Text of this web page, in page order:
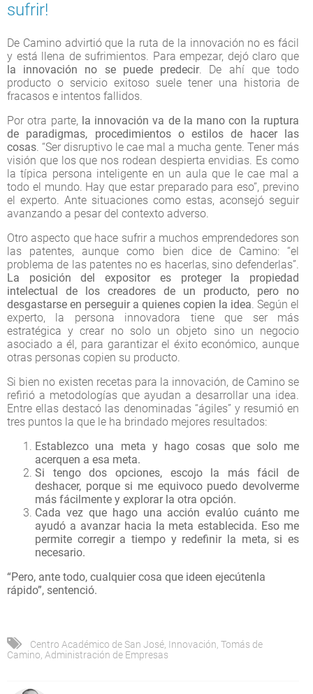
sufrir!
De Camino advirtió que la ruta de la innovación no es fácil
y está llena de sufrimientos. Para empezar, dejó claro que
la innovación no se puede predecir. De ahí que todo
producto o servicio exitoso suele tener una historia de
fracasos e intentos fallidos.
Por otra parte, la innovación va de la mano con la ruptura
de paradigmas, procedimientos o estilos de hacer las
cosas. “Ser disruptivo le cae mal a mucha gente. Tener más
visión que los que nos rodean despierta envidias. Es como
la típica persona inteligente en un aula que le cae mal a
todo el mundo. Hay que estar preparado para eso”, previno
el experto. Ante situaciones como estas, aconsejó seguir
avanzando a pesar del contexto adverso.
Otro aspecto que hace sufrir a muchos emprendedores son
las patentes, aunque como bien dice de Camino: “el
problema de las patentes no es hacerlas, sino defenderlas”.
La posición del expositor es proteger la propiedad
intelectual de los creadores de un producto, pero no
desgastarse en perseguir a quienes copien la idea. Según el
experto, la persona innovadora tiene que ser más
estratégica y crear no solo un objeto sino un negocio
asociado a él, para garantizar el éxito económico, aunque
otras personas copien su producto.
Si bien no existen recetas para la innovación, de Camino se
refirió a metodologías que ayudan a desarrollar una idea.
Entre ellas destacó las denominadas “ágiles” y resumió en
tres puntos la que le ha brindado mejores resultados:
Establezco una meta y hago cosas que solo me
acerquen a esa meta.
Si tengo dos opciones, escojo la más fácil de
deshacer, porque si me equivoco puedo devolverme
más fácilmente y explorar la otra opción.
Cada vez que hago una acción evalúo cuánto me
ayudó a avanzar hacia la meta establecida. Eso me
permite corregir a tiempo y redefinir la meta, si es
necesario.
“Pero, ante todo, cualquier cosa que ideen ejecútenla
rápido”, sentenció.
Centro Académico de San José Innovación Tomás de
Camino Administración de Empresas